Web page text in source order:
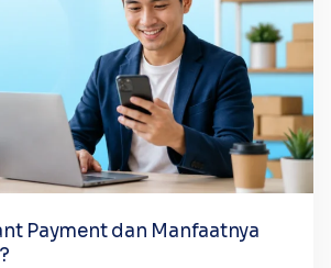
Payment dan Manfaatnya